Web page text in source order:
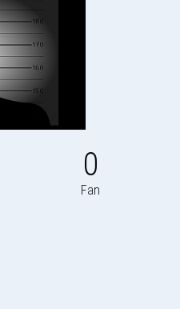
0
Fan